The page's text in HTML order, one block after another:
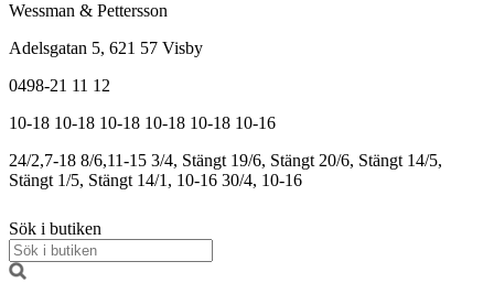
Wessman & Pettersson
Adelsgatan 5, 621 57 Visby
0498-21 11 12
10-18 10-18 10-18 10-18 10-18 10-16
24/2,7-18 8/6,11-15 3/4, Stängt 19/6, Stängt 20/6, Stängt 14/5,
Stängt 1/5, Stängt 14/1, 10-16 30/4, 10-16
Sök i butiken